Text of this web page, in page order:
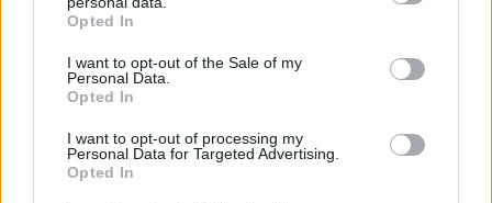
grant or deny consent to Google and its third-party tags to
use your data for below specified purposes in below Google
consent section.
Opted In
I want to opt-out of the Sale of my
Personal Data.
Opted In
I want to opt-out of processing my
Personal Data for Targeted Advertising.
Opted In
Σιροπιαστά γλυκά: Πού βρίσκουμε από τα καλύτερα
Υπό έλεγχο η πυρκαγιά σε ισόγειο κατάστημα στο
07.08.2026, 23:47